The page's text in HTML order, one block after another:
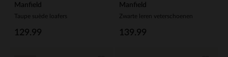
Manfield
Taupe suède loafers
129.99
Manfield
Zwarte leren veterschoenen
139.99